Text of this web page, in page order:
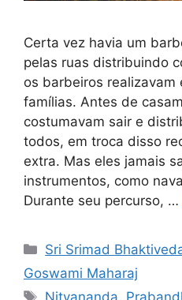
Certa vez havia um
pelas ruas distribuindo
os barbeiros
famílias. Antes de
costumavam sair e
todos, em troca disso
extra. Mas eles jamais
instrumentos, como
Durante seu percurso, …
Categorias
Sri Srimad
Goswami Maharaj
Tags